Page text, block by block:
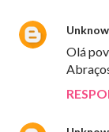
Olá